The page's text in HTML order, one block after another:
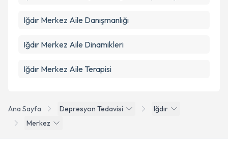
Ana Sayfa Depresyon Tedavisi
Iğdır
Merkez
Iğdır Merkez Aile Danışmanlığı
Iğdır Merkez Aile Dinamikleri
Iğdır Merkez Aile Terapisi